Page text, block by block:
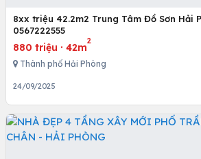
8xx triệu 42.2m2 Trung Tâm Đồ Sơn Hải
0567222555
880 triệu · 42m
2
Thành phố Hải Phòng
24/09/2025